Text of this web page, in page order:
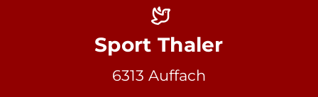
Sport Thaler
6313 Auffach